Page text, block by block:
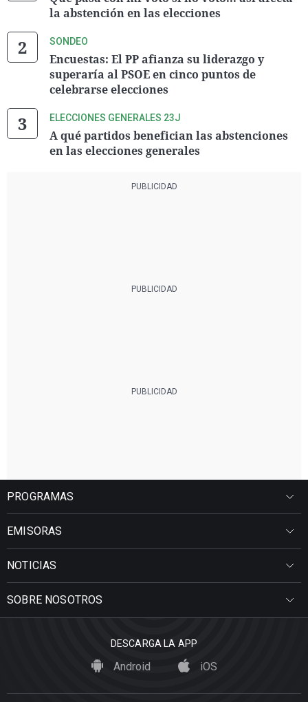
la abstención en las elecciones
SONDEO
Encuestas: El PP afianza su liderazgo y
superaría al PSOE en cinco puntos de
celebrarse elecciones
ELECCIONES GENERALES 23J
A qué partidos benefician las abstenciones
en las elecciones generales
PROGRAMAS
EMISORAS
NOTICIAS
SOBRE NOSOTROS
DESCARGA LA APP
Android iOS